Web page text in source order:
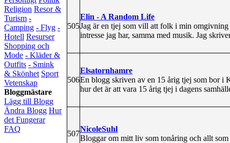
Religion Resor &
Turism -
Camping - Flyg -
Hotell Resurser
Shopping och
Mode - Kläder &
Outfits - Smink
& Skönhet Sport
Vetenskap
Bloggmästare
Lägg till Blogg
Ändra Blogg Hur
det Fungerar
FAQ
505
Elin - A Random Life
Jag är en tjej som vill att folk i min
intresse jag har, samma med musik. Jag
506
Elsatornhamre
En blogg skriven av en 15 årig tjej som bor
hur det är att vara 15 årig tjej i dagens
507
NicoleSuhl
Bloggar om mitt liv som tonåring och allt